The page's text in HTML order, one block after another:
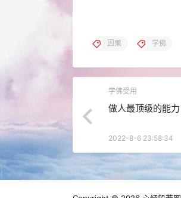
因果 学佛
学佛受用
做人最顶级的能
2022-8-6 23:58:34